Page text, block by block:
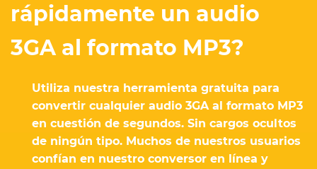
rápidamente un audio
3GA al formato MP3?
Utiliza nuestra herramienta gratuita para
convertir cualquier audio 3GA al formato MP3
en cuestión de segundos. Sin cargos ocultos
de ningún tipo. Muchos de nuestros usuarios
confían en nuestro conversor en línea y